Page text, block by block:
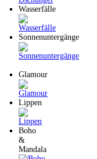
Wasserfälle
Sonnenuntergänge
Glamour
Lippen
Boho
&
Mandala